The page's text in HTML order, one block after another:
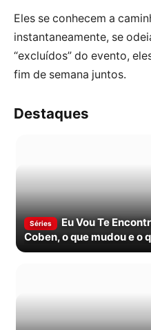
Eles se conhecem a
instantaneamente, se
“excluídos” do evento,
fim de semana juntos.
Destaques
Séries
Eu Vou Te
Coben, o que mudou e o